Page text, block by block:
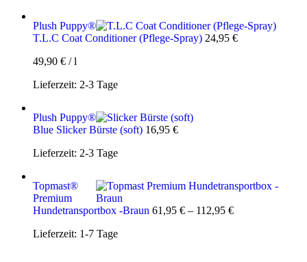
Plush Puppy®
T.L.C Coat Conditioner (Pflege-Spray) 24,95 €
49,90 € /l
Lieferzeit: 2-3 Tage
Plush Puppy®
Blue Slicker Bürste (soft) 16,95 €
Lieferzeit: 2-3 Tage
Topmast®
Premium
Hundetransportbox -Braun 61,95 € – 112,95 €
Lieferzeit: 1-7 Tage